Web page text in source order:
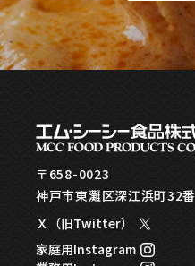
〒658-0023
神戸市東灘区深江浜町32番
Ｘ（旧Twitter）
家庭用Instagram